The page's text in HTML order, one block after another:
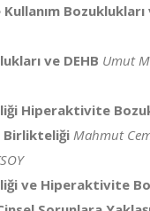
Bozuklukları
ve DEHB Umut
Hiperaktivite
Birlikteliği Mahmut
ve Hiperaktivite